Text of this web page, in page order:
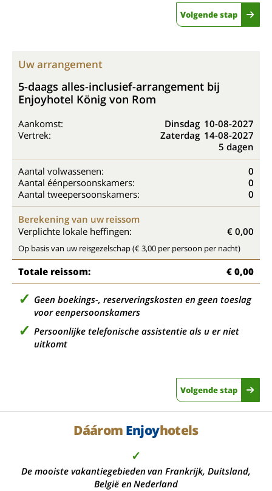
Volgende stap
Uw arrangement
5-daags alles-inclusief-arrangement bij
Enjoyhotel König von Rom
Aankomst: Dinsdag 10-08-2027
Vertrek:
Zaterdag 14-08-2027
5 dagen
Aantal volwassenen:
0
Aantal éénpersoonskamers:
0
Aantal tweepersoonskamers:
0
Berekening van uw reissom
Verplichte lokale heffingen:
€ 0,00
Op basis van uw reisgezelschap (€ 3,00 per persoon per nacht)
Totale reissom: € 0,00
Geen boekings-, reserveringskosten en geen toeslag
voor eenpersoonskamers
Persoonlijke telefonische assistentie als u er niet
uitkomt
Volgende stap
Dáárom Enjoyhotels
✓
De mooiste vakantiegebieden van Frankrijk, Duitsland,
België en Nederland